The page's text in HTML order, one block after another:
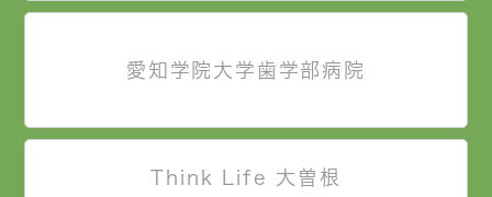
愛知学院大学歯学部病院
Think Life 大曽根